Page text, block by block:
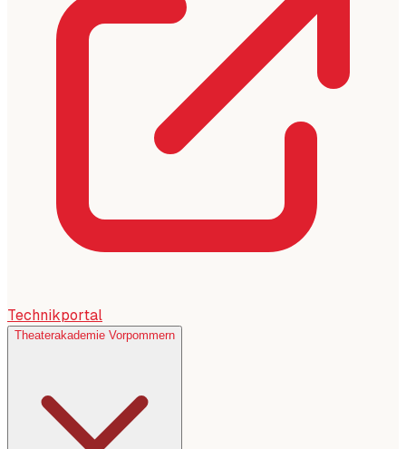
Technikportal
Theaterakademie Vorpommern